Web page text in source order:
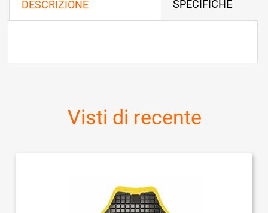
DESCRIZIONE SPECIFICHE
Visti di recente